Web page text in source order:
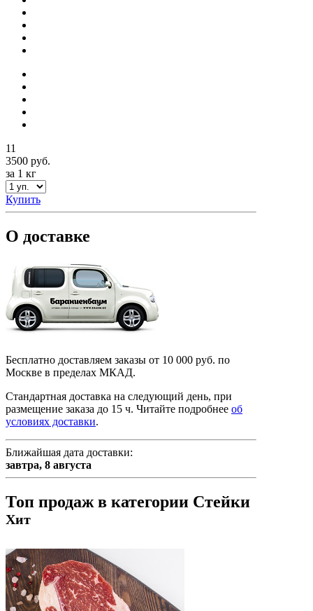
11
3500 руб.
за 1 кг
Купить
О доставке
Бесплатно доставляем заказы от 10 000 руб. по
Москве в пределах МКАД.
Стандартная доставка на следующий день, при
размещение заказа до 15 ч. Читайте подробнее об
условиях доставки.
Ближайшая дата доставки:
завтра, 8 августа
Топ продаж в категории Стейки
Хит